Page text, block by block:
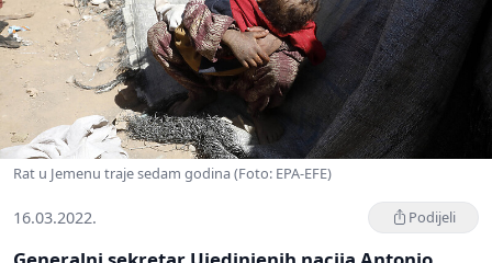
Rat u Jemenu traje sedam godina (Foto: EPA-EFE)
16.03.2022. Podijeli